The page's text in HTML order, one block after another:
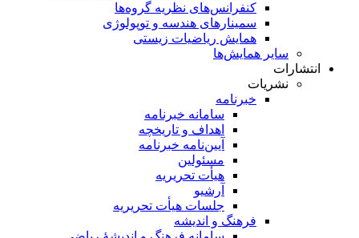
کنفرانس‌های نظریه گروه‌ها
سمینار‌های هندسه و توپولوژی
همایش ریاضیات زیستی
سایر همایش‌ها
انتشارات
نشریات
خبرنامه
سامانه خبرنامه
اهداف و تاریخچه
آیین‌نامه خبرنامه
مسئولین
هیأت تحریریه
آرشیو
جلسات هیأت تحریریه
فرهنگ و اندیشه